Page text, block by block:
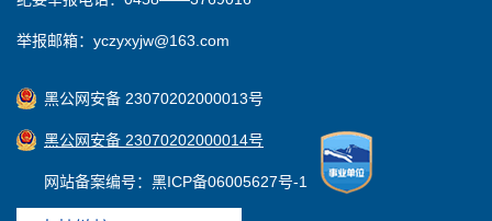
举报邮箱：yczyxyjw@163.com
黑公网安备 23070202000013号
黑公网安备 23070202000014号
网站备案编号：黑ICP备06005627号-1